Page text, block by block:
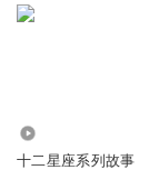
十二星座系列故事